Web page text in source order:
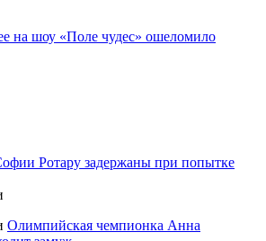
на шоу «Поле чудес» ошеломило
Ротару задержаны при попытке
Олимпийская чемпионка Анна